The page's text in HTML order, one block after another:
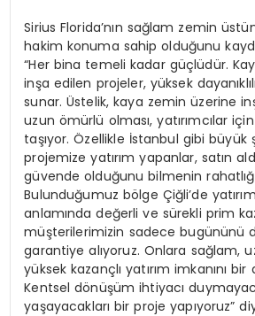
Sirius Florida’nın sağlam zemin
hakim konuma sahip olduğunu
“Her bina temeli kadar güçlüdür.
inşa edilen projeler, yüksek
sunar. Üstelik, kaya zemin üzerine
uzun ömürlü olması, yatırımcılar
taşıyor. Özellikle İstanbul gibi büyük
projemize yatırım yapanlar, satın
güvende olduğunu bilmenin
Bulunduğumuz bölge Çiğli’de
anlamında değerli ve sürekli prim
müşterilerimizin sadece bugününü
garantiye alıyoruz. Onlara sağlam,
yüksek kazançlı yatırım imkanını
Kentsel dönüşüm ihtiyacı
yaşayacakları bir proje yapıyoruz”